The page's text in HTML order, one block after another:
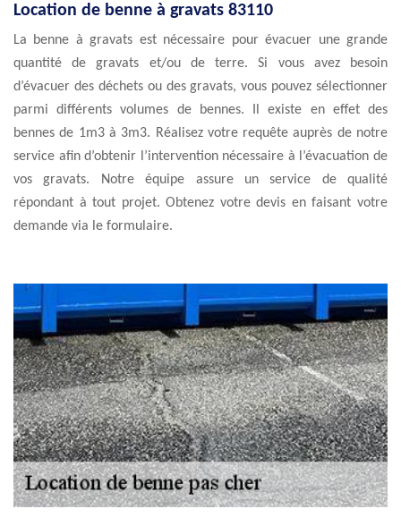
Location de benne à gravats 83110
La benne à gravats est nécessaire pour évacuer une grande
quantité de gravats et/ou de terre. Si vous avez besoin
d’évacuer des déchets ou des gravats, vous pouvez sélectionner
parmi différents volumes de bennes. Il existe en effet des
bennes de 1m3 à 3m3. Réalisez votre requête auprès de notre
service afin d’obtenir l’intervention nécessaire à l’évacuation de
vos gravats. Notre équipe assure un service de qualité
répondant à tout projet. Obtenez votre devis en faisant votre
demande via le formulaire.